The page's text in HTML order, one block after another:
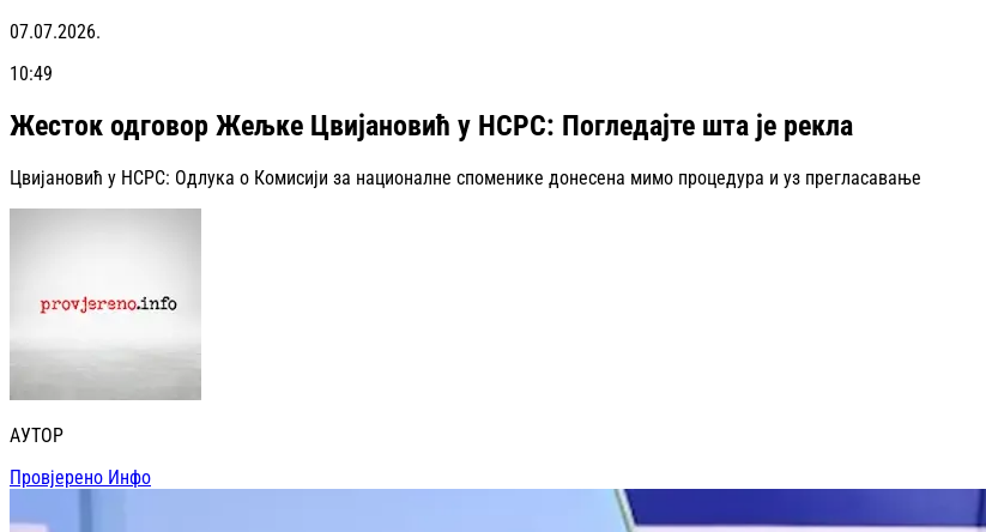
07.07.2026.
10:49
Жесток одговор Жељке Цвијановић у НСРС: Погледајте шта је рекла
Цвијановић у НСРС: Одлука о Комисији за националне споменике донесена мимо процедура и уз прегласавање
АУТОР
Провјерено Инфо